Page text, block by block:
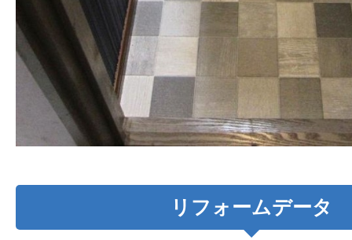
リフォームデータ